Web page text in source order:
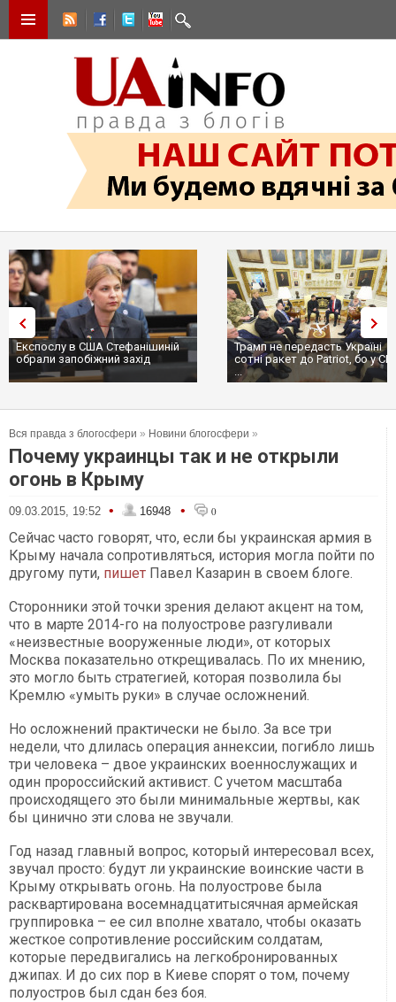
Експослу в США Стефанішиній
обрали запобіжний захід
Трамп не передасть Україні
сотні ракет до Patriot, бо у
...
Вся правда з блогосфери » Новини блогосфери »
Почему украинцы так и не открыли
огонь в Крыму
09.03.2015, 19:52 • 16948 • 0
Сейчас часто говорят, что, если бы украинская армия в
Крыму начала сопротивляться, история могла пойти по
другому пути, пишет Павел Казарин в своем блоге.
Сторонники этой точки зрения делают акцент на том,
что в марте 2014-го на полуострове разгуливали
«неизвестные вооруженные люди», от которых
Москва показательно открещивалась. По их мнению,
это могло быть стратегией, которая позволила бы
Кремлю «умыть руки» в случае осложнений.
Но осложнений практически не было. За все три
недели, что длилась операция аннексии, погибло лишь
три человека – двое украинских военнослужащих и
один пророссийский активист. С учетом масштаба
происходящего это были минимальные жертвы, как
бы цинично эти слова не звучали.
Год назад главный вопрос, который интересовал всех,
звучал просто: будут ли украинские воинские части в
Крыму открывать огонь. На полуострове была
расквартирована восемнадцатитысячная армейская
группировка – ее сил вполне хватало, чтобы оказать
жесткое сопротивление российским солдатам,
которые передвигались на легкобронированных
джипах. И до сих пор в Киеве спорят о том, почему
полуостров был сдан без боя.